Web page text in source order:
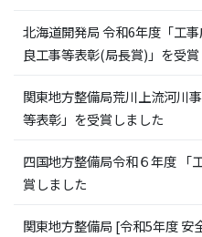
北海道開発局 令和6年度「工
良工事等表彰(局長賞)」を受賞
関東地方整備局荒川上流河川
等表彰」を受賞しました
四国地方整備局令和６年度 「
賞しました
関東地方整備局 [令和5年度 安